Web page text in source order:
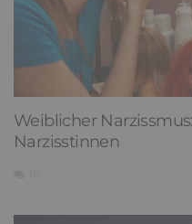
Weiblicher
Narzisstinnen